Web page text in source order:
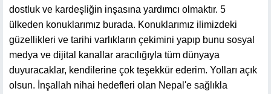
dostluk ve kardeşliğin inşasına yardımcı olmaktır. 5
ülkeden konuklarımız burada. Konuklarımız ilimizdeki
güzellikleri ve tarihi varlıkların çekimini yapıp bunu sosyal
medya ve dijital kanallar aracılığıyla tüm dünyaya
duyuracaklar, kendilerine çok teşekkür ederim. Yolları açık
olsun. İnşallah nihai hedefleri olan Nepal'e sağlıkla